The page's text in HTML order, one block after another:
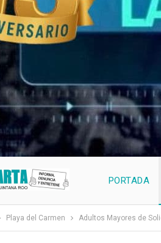
PORTADA
Playa del Carmen Adultos Mayores de